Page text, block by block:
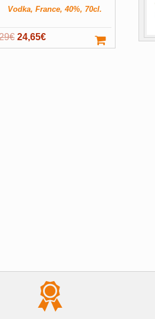
Vodka, France, 40%, 70cl.
€ Le
prix
24,65€Le
prix